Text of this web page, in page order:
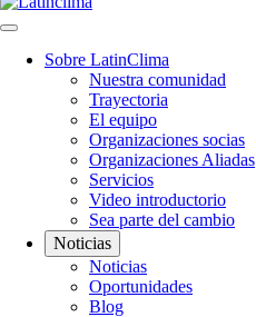
Navegación
Sobre LatinClima
Nuestra comunidad
Trayectoria
El equipo
Organizaciones socias
Organizaciones Aliadas
Servicios
Video introductorio
Sea parte del cambio
Noticias
Noticias
Oportunidades
Blog